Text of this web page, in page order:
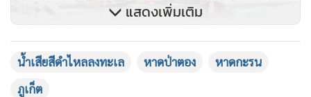
แสดงเพิ่มเติม
น้ำเสียสีดำไหลลงทะเล หาดป่าตอง
หาดกะรน
ภูเก็ต